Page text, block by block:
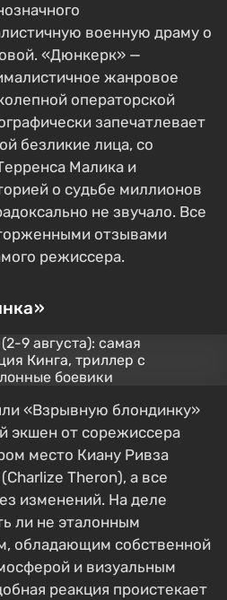
военную драму о
«Дюнкерк» —
жанровое
операторской
запечатлевает
безликие лица, со
Малика и
о судьбе миллионов
не звучало. Все
отзывами
режиссера.
«Взрывную блондинку»
экшен от сорежиссера
место Киану Ривза
Theron), а все
изменений. На деле
ли не эталонным
обладающим собственной
и визуальным
реакция проистекает